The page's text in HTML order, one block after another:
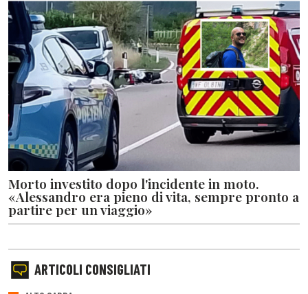
Morto investito dopo l'incidente in moto.
«Alessandro era pieno di vita, sempre pronto a
partire per un viaggio»
ARTICOLI CONSIGLIATI